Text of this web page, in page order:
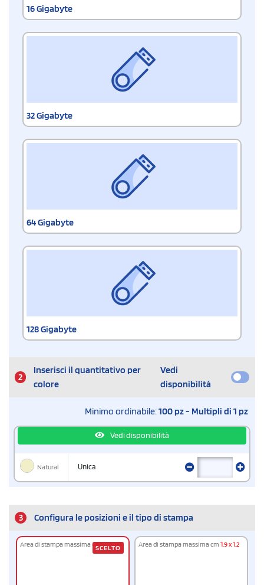
16 Gigabyte
32 Gigabyte
64 Gigabyte
128 Gigabyte
2
Inserisci il quantitativo per
colore
Vedi
disponibilità
Minimo ordinabile:100 pz - Multipli di 1 pz
Vedi disponibilità
Natural Unica
3 Configura le posizioni e il tipo di stampa
Area di stampa massima cm1.9 x 1.2
SCELTO Area di stampa massima cm 1.9 x 1.2